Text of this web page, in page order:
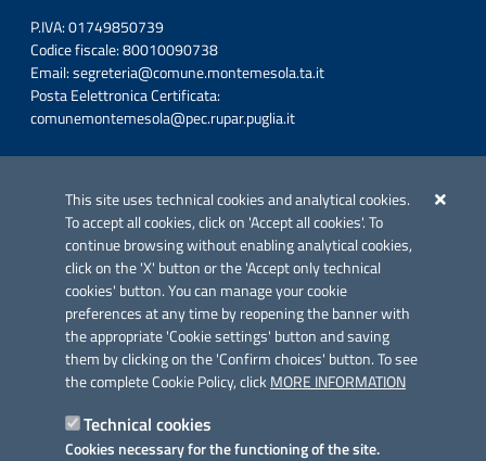
This site uses technical cookies and analytical cookies.
To accept all cookies, click on 'Accept all cookies'. To
continue browsing without enabling analytical cookies,
click on the 'X' button or the 'Accept only technical
cookies' button. You can manage your cookie
preferences at any time by reopening the banner with
the appropriate 'Cookie settings' button and saving
them by clicking on the 'Confirm choices' button. To see
the complete Cookie Policy, clickMORE INFORMATION
Technical cookies
Cookies necessary for the functioning of the site.
P.IVA: 01749850739
Codice fiscale: 80010090738
Email:segreteria@comune.montemesola.ta.it
Posta Eelettronica Certificata:
comunemontemesola@pec.rupar.puglia.it
Azione 2.3.
Link utili
Informativa privacy
Dichiarazione di accessibilità